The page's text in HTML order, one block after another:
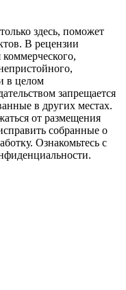
здесь, поможет
В рецензии
в целом
запрещается
в других местах.
от размещения
собранные о
Ознакомьтесь с